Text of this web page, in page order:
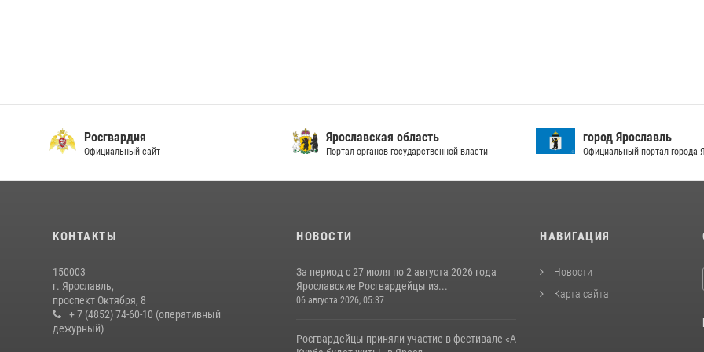
Росгвардия
Официальный сайт
Ярославская область
Портал органов государственной власти
город Ярославль
Официальный портал города
КОНТАКТЫ
150003
г. Ярославль,
проспект Октября, 8
+ 7 (4852) 74-60-10 (оперативный
дежурный)
НОВОСТИ
За период с 27 июля по 2 августа 2026 года
Ярославские Росгвардейцы из...
06 августа 2026, 05:37
Росгвардейцы приняли участие в фестивале «А
НАВИГАЦИЯ
Новости
Карта сайта